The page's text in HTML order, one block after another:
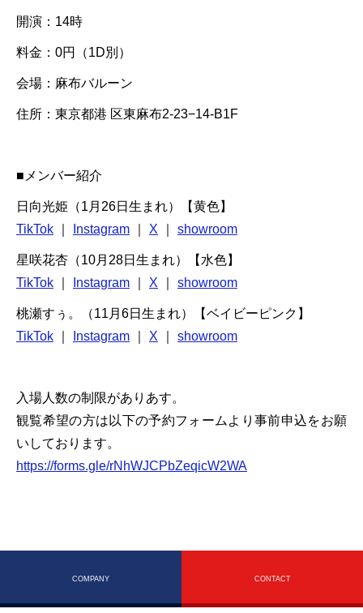
開演：14時
料金：0円（1D別）
会場：麻布バルーン
住所：東京都港 区東麻布2-23−14-B1F
■メンバー紹介
日向光姫（1月26日生まれ）【黄色】
TikTok
Instagram X showroom
星咲花杏（10月28日生まれ）【水色】
TikTok
Instagram X showroom
桃瀬すぅ。（11月6日生まれ）【ベイビーピンク】
TikTok
Instagram X showroom
入場人数の制限がありあす。
観覧希望の方は以下の予約フォームより事前申込をお願
いしております。
https://forms.gle/rNhWJCPbZeqicW2WA
COMPANY CONTACT